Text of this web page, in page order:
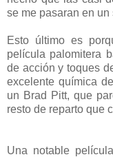
se me pasaran en un
Esto último es
película palomitera
de acción y toques
excelente química
un Brad Pitt, que
resto de reparto que
Una notable